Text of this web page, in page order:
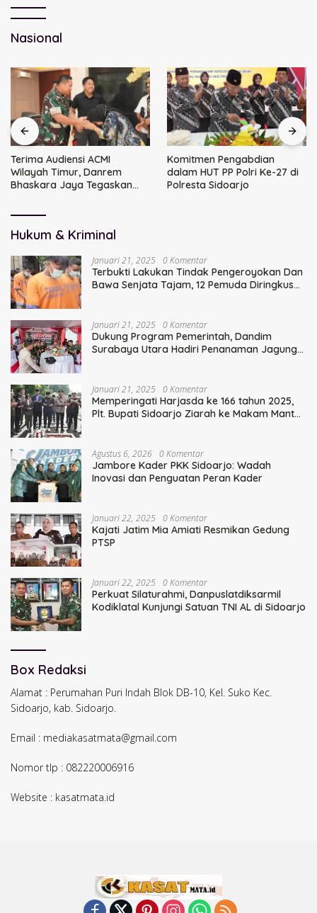
Nasional
Terima Audiensi ACMI
Wilayah Timur, Danrem
Bhaskara Jaya Tegaskan
Komitmen Pengabdian
dalam HUT PP Polri Ke-27 di
Polresta Sidoarjo
Hukum & Kriminal
Januari 21, 2025 0 Komentar
Terbukti Lakukan Tindak Pengeroyokan Dan
Bawa Senjata Tajam, 12 Pemuda Diringkus
Januari 21, 2025 0 Komentar
Dukung Program Pemerintah, Dandim
Surabaya Utara Hadiri Penanaman Jagung
Januari 21, 2025 0 Komentar
Memperingati Harjasda ke 166 tahun 2025,
Plt. Bupati Sidoarjo Ziarah ke Makam Mantan
Agustus 6, 2026 0 Komentar
Jambore Kader PKK Sidoarjo: Wadah
Inovasi dan Penguatan Peran Kader
Januari 22, 2025 0 Komentar
Kajati Jatim Mia Amiati Resmikan Gedung
PTSP
Januari 22, 2025 0 Komentar
Perkuat Silaturahmi, Danpuslatdiksarmil
Kodiklatal Kunjungi Satuan TNI AL di Sidoarjo
Box Redaksi
Alamat : Perumahan Puri Indah Blok DB-10, Kel. Suko Kec.
Sidoarjo, kab. Sidoarjo.
Email : mediakasatmata@gmail.com
Nomor tlp : 082220006916
Website : kasatmata.id